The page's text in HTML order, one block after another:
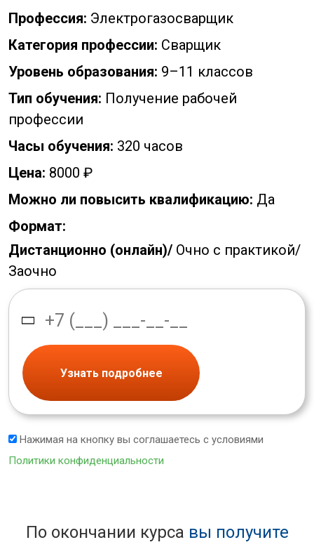
Профессия: Электрогазосварщик
Категория профессии: Сварщик
Уровень образования: 9–11 классов
Тип обучения: Получение рабочей
профессии
Часы обучения: 320 часов
Цена: 8000 ₽
Можно ли повысить квалификацию: Да
Формат:
Дистанционно (онлайн)/ Очно с практикой/
Заочно
Узнать подробнее
Нажимая на кнопку вы соглашаетесь с условиями
Политики конфиденциальности
По окончании курса вы получите